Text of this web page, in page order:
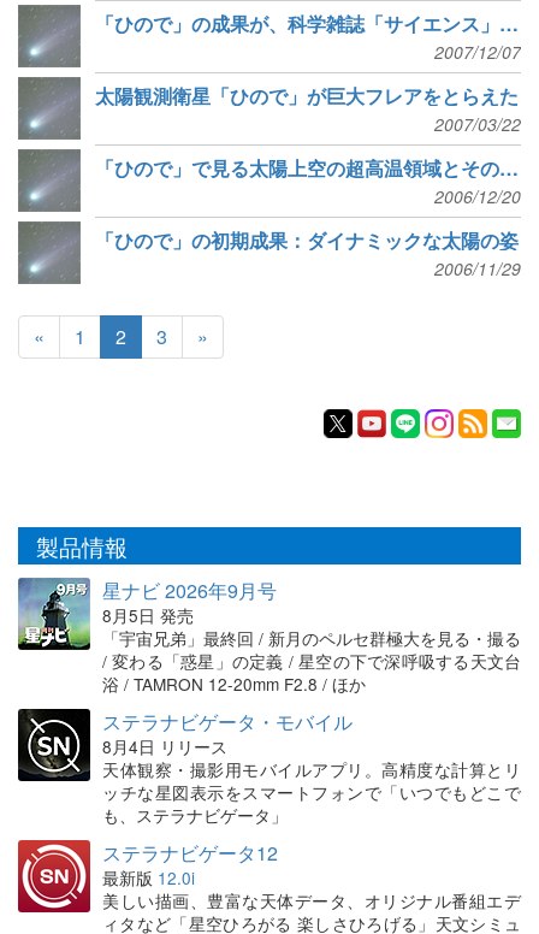
「ひので」の成果が、科学雑誌「サイエンス」の特集と表紙に！
2007/12/07
太陽観測衛星「ひので」が巨大フレアをとらえた
2007/03/22
「ひので」で見る太陽上空の超高温領域とその変化
2006/12/20
「ひので」の初期成果：ダイナミックな太陽の姿
2006/11/29
« 1 2 3 »
製品情報
星ナビ 2026年9月号
8月5日 発売
「宇宙兄弟」最終回 / 新月のペルセ群極大を見る・撮る
/ 変わる「惑星」の定義 / 星空の下で深呼吸する天文台
浴 / TAMRON 12-20mm F2.8 / ほか
ステラナビゲータ・モバイル
8月4日 リリース
天体観察・撮影用モバイルアプリ。高精度な計算とリ
ッチな星図表示をスマートフォンで「いつでもどこで
も、ステラナビゲータ」
ステラナビゲータ12
最新版 12.0i
美しい描画、豊富な天体データ、オリジナル番組エデ
ィタなど「星空ひろがる 楽しさひろげる」天文シミュ